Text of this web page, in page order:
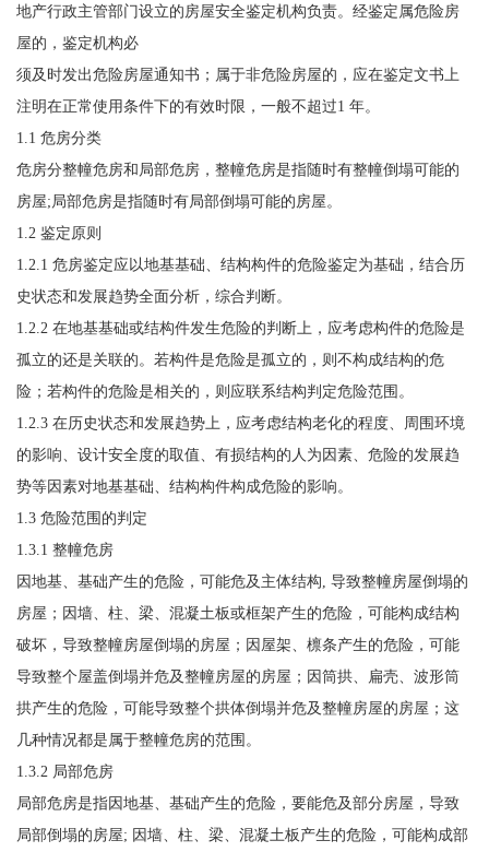
地产行政主管部门设立的房屋安全鉴定机构负责。经鉴定属危险房
屋的，鉴定机构必
须及时发出危险房屋通知书；属于非危险房屋的，应在鉴定文书上
注明在正常使用条件下的有效时限，一般不超过1 年。
1.1 危房分类
危房分整幢危房和局部危房，整幢危房是指随时有整幢倒塌可能的
房屋;局部危房是指随时有局部倒塌可能的房屋。
1.2 鉴定原则
1.2.1 危房鉴定应以地基基础、结构构件的危险鉴定为基础，结合历
史状态和发展趋势全面分析，综合判断。
1.2.2 在地基基础或结构件发生危险的判断上，应考虑构件的危险是
孤立的还是关联的。若构件是危险是孤立的，则不构成结构的危
险；若构件的危险是相关的，则应联系结构判定危险范围。
1.2.3 在历史状态和发展趋势上，应考虑结构老化的程度、周围环境
的影响、设计安全度的取值、有损结构的人为因素、危险的发展趋
势等因素对地基基础、结构构件构成危险的影响。
1.3 危险范围的判定
1.3.1 整幢危房
因地基、基础产生的危险，可能危及主体结构, 导致整幢房屋倒塌的
房屋；因墙、柱、梁、混凝土板或框架产生的危险，可能构成结构
破坏，导致整幢房屋倒塌的房屋；因屋架、檩条产生的危险，可能
导致整个屋盖倒塌并危及整幢房屋的房屋；因筒拱、扁壳、波形筒
拱产生的危险，可能导致整个拱体倒塌并危及整幢房屋的房屋；这
几种情况都是属于整幢危房的范围。
1.3.2 局部危房
局部危房是指因地基、基础产生的危险，要能危及部分房屋，导致
局部倒塌的房屋; 因墙、柱、梁、混凝土板产生的危险，可能构成部